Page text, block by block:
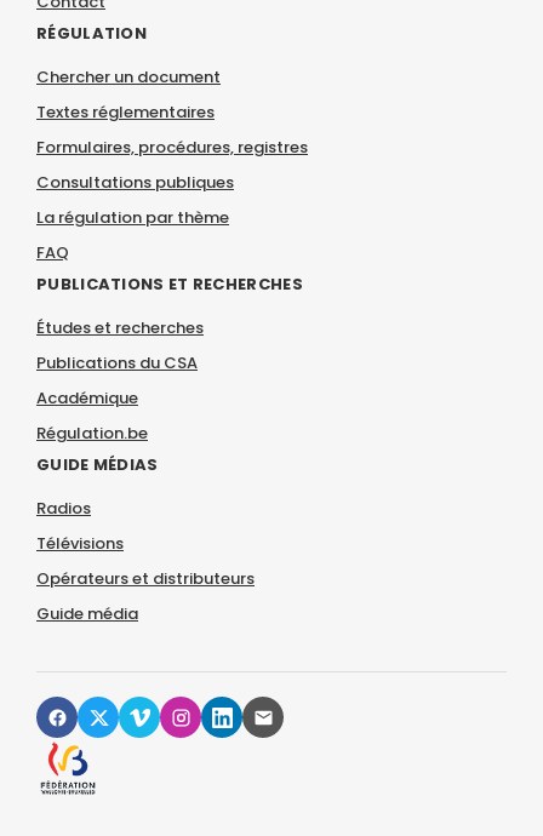
RÉGULATION
Chercher un document
Textes réglementaires
Formulaires, procédures, registres
Consultations publiques
La régulation par thème
FAQ
PUBLICATIONS ET RECHERCHES
Études et recherches
Publications du CSA
Académique
Régulation.be
GUIDE MÉDIAS
Radios
Télévisions
Opérateurs et distributeurs
Guide média